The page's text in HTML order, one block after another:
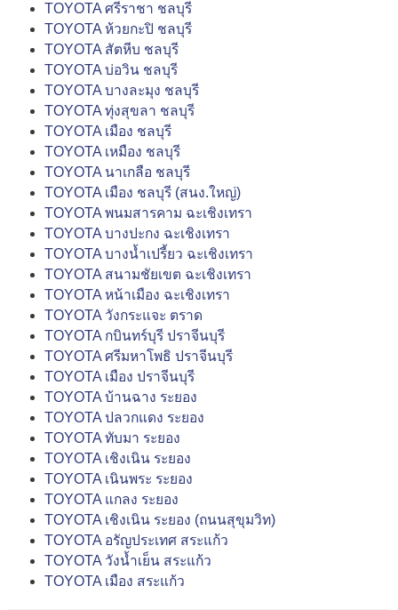
TOYOTA ศรีราชา ชลบุรี
TOYOTA ห้วยกะปิ ชลบุรี
TOYOTA สัตหีบ ชลบุรี
TOYOTA บ่อวิน ชลบุรี
TOYOTA บางละมุง ชลบุรี
TOYOTA ทุ่งสุขลา ชลบุรี
TOYOTA เมือง ชลบุรี
TOYOTA เหมือง ชลบุรี
TOYOTA นาเกลือ ชลบุรี
TOYOTA เมือง ชลบุรี (สนง.ใหญ่)
TOYOTA พนมสารคาม ฉะเชิงเทรา
TOYOTA บางปะกง ฉะเชิงเทรา
TOYOTA บางน้ำเปรี้ยว ฉะเชิงเทรา
TOYOTA สนามชัยเขต ฉะเชิงเทรา
TOYOTA หน้าเมือง ฉะเชิงเทรา
TOYOTA วังกระแจะ ตราด
TOYOTA กบินทร์บุรี ปราจีนบุรี
TOYOTA ศรีมหาโพธิ ปราจีนบุรี
TOYOTA เมือง ปราจีนบุรี
TOYOTA บ้านฉาง ระยอง
TOYOTA ปลวกแดง ระยอง
TOYOTA ทับมา ระยอง
TOYOTA เชิงเนิน ระยอง
TOYOTA เนินพระ ระยอง
TOYOTA แกลง ระยอง
TOYOTA เชิงเนิน ระยอง (ถนนสุขุมวิท)
TOYOTA อรัญประเทศ สระแก้ว
TOYOTA วังน้ำเย็น สระแก้ว
TOYOTA เมือง สระแก้ว